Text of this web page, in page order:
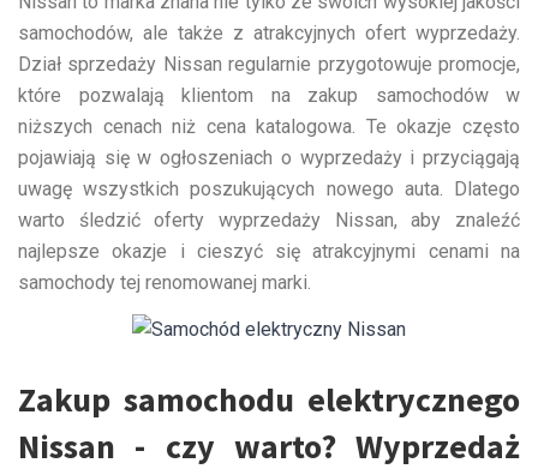
samochodów, ale także z atrakcyjnych ofert wyprzedaży.
Dział sprzedaży Nissan regularnie przygotowuje promocje,
które pozwalają klientom na zakup samochodów w
niższych cenach niż cena katalogowa. Te okazje często
pojawiają się w ogłoszeniach o wyprzedaży i przyciągają
uwagę wszystkich poszukujących nowego auta. Dlatego
warto śledzić oferty wyprzedaży Nissan, aby znaleźć
najlepsze okazje i cieszyć się atrakcyjnymi cenami na
samochody tej renomowanej marki.
Zakup samochodu elektrycznego
Nissan - czy warto? Wyprzedaż